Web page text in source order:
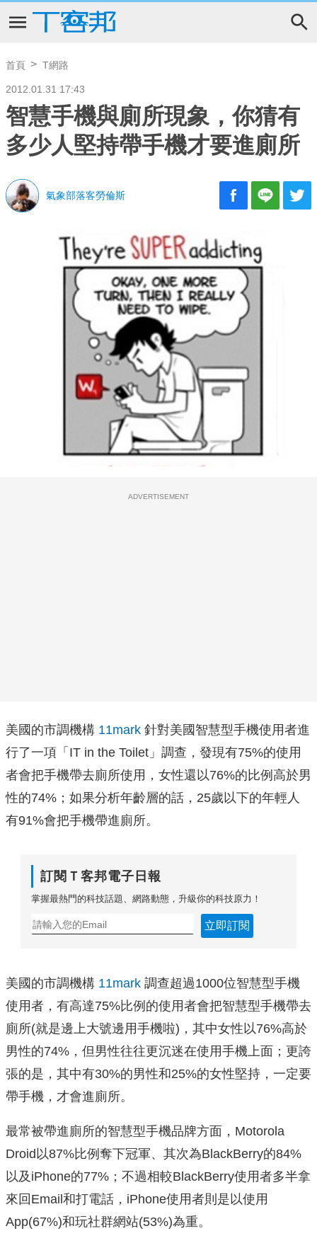
首頁 T網路
2012.01.31 17:43
智慧手機與廁所現象，你猜有
多少人堅持帶手機才要進廁所
氣象部落客勞倫斯
ADVERTISEMENT
美國的市調機構 11mark 針對美國智慧型手機使用者進
行了一項「IT in the Toilet」調查，發現有75%的使用
者會把手機帶去廁所使用，女性還以76%的比例高於男
性的74%；如果分析年齡層的話，25歲以下的年輕人
有91%會把手機帶進廁所。
訂閱Ｔ客邦電子日報
掌握最熱門的科技話題、網路動態，升級你的科技原力！
立即訂閱
美國的市調機構 11mark 調查超過1000位智慧型手機
使用者，有高達75%比例的使用者會把智慧型手機帶去
廁所(就是邊上大號邊用手機啦)，其中女性以76%高於
男性的74%，但男性往往更沉迷在使用手機上面；更誇
張的是，其中有30%的男性和25%的女性堅持，一定要
帶手機，才會進廁所。
最常被帶進廁所的智慧型手機品牌方面，Motorola
Droid以87%比例奪下冠軍、其次為BlackBerry的84%
以及iPhone的77%；不過相較BlackBerry使用者多半拿
來回Email和打電話，iPhone使用者則是以使用
App(67%)和玩社群網站(53%)為重。